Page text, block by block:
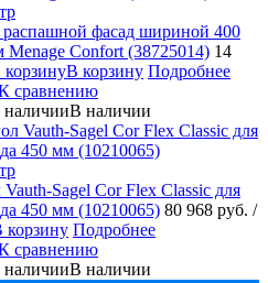
распашной фасад шириной 400
Menage Confort (38725014) 14
В корзину Подробнее
сравнению
В наличии
Sagel Cor Flex Classic для
450 мм (10210065) 80 968 руб. /
корзину Подробнее
сравнению
В наличии